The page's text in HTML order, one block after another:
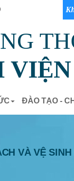
ĐÀO TẠO -
VÀ VỆ